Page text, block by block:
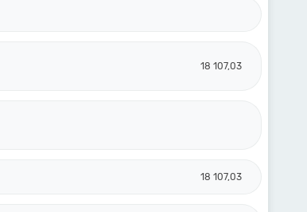
18 107,03
18 107,03